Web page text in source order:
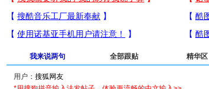
我来说两句 全部跟贴 精华区
用户：